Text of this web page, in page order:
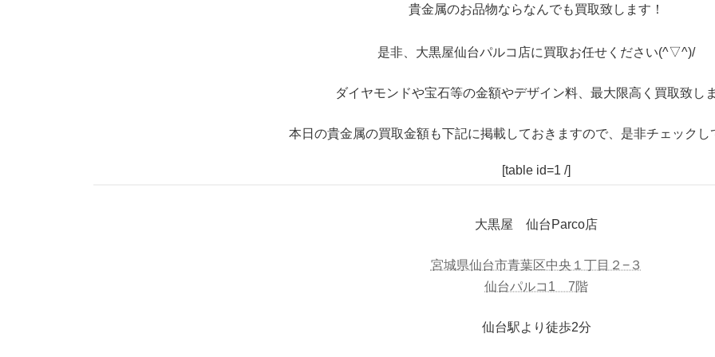
貴金属のお品物ならなんでも買取致します！
是非、大黒屋仙台パルコ店に買取お任せください(^▽^)/
ダイヤモンドや宝石等の金額やデザイン料、最大限高く買取致し
本日の貴金属の買取金額も下記に掲載しておきますので、是非チェックし
[table id=1 /]
大黒屋 仙台Parco店
宮城県仙台市青葉区中央１丁目２−３
仙台パルコ1 7階
仙台駅より徒歩2分